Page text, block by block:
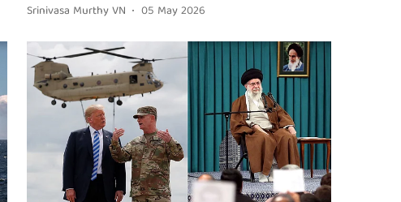
Srinivasa Murthy VN 05 May 2026